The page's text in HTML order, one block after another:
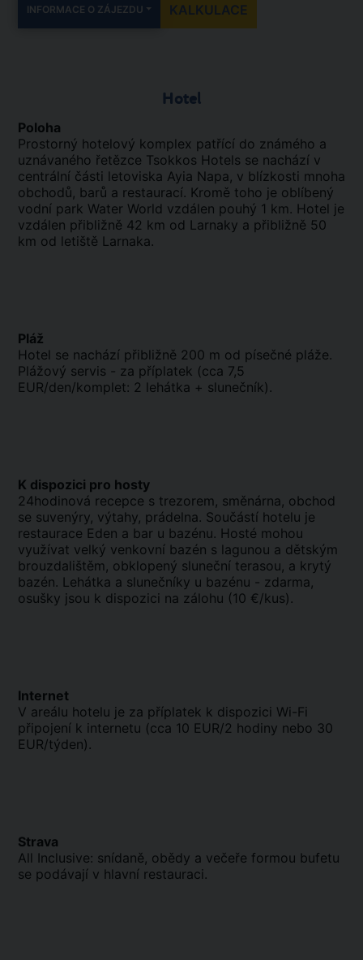
INFORMACE O ZÁJEZDU KALKULACE
Hotel
Poloha
Prostorný hotelový komplex patřící do známého a
uznávaného řetězce Tsokkos Hotels se nachází v
centrální části letoviska Ayia Napa, v blízkosti mnoha
obchodů, barů a restaurací. Kromě toho je oblíbený
vodní park Water World vzdálen pouhý 1 km. Hotel je
vzdálen přibližně 42 km od Larnaky a přibližně 50
km od letiště Larnaka.
Pláž
Hotel se nachází přibližně 200 m od písečné pláže.
Plážový servis - za příplatek (cca 7,5
EUR/den/komplet: 2 lehátka + slunečník).
K dispozici pro hosty
24hodinová recepce s trezorem, směnárna, obchod
se suvenýry, výtahy, prádelna. Součástí hotelu je
restaurace Eden a bar u bazénu. Hosté mohou
využívat velký venkovní bazén s lagunou a dětským
brouzdalištěm, obklopený sluneční terasou, a krytý
bazén. Lehátka a slunečníky u bazénu - zdarma,
osušky jsou k dispozici na zálohu (10 €/kus).
Internet
V areálu hotelu je za příplatek k dispozici Wi-Fi
připojení k internetu (cca 10 EUR/2 hodiny nebo 30
EUR/týden).
Strava
All Inclusive: snídaně, obědy a večeře formou bufetu
se podávají v hlavní restauraci.